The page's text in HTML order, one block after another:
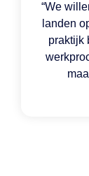
“We
landen
praktijk